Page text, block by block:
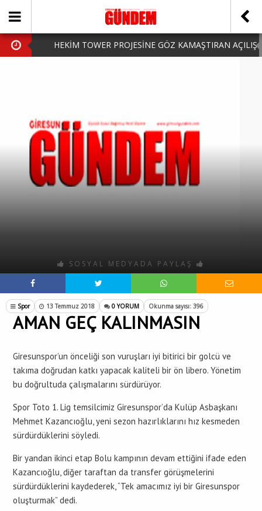
HEKİM TOWER PROJESİNE GÖZ KAMAŞTIRAN AÇILIŞ
HARUN CİCİ: VİDEOYU GÖRÜNCE GÖZLERİM DOLDU
SOSYAL MEDYADA PAYLAŞ
Spor 13 Temmuz 2018 0 YORUM Okunma sayısı: 396
AMAN GEÇ KALINMASIN
Giresunspor’un önceliği son vuruşları iyi bitirici bir golcü ve
takıma doğrudan katkı yapacak kaliteli bir ön libero. Yönetim
bu doğrultuda çalışmalarını sürdürüyor.
Spor Toto 1. Lig temsilcimiz Giresunspor’da Kulüp Asbaşkanı
Mehmet Kazancıoğlu, yeni sezon hazırlıklarını hız kesmeden
sürdürdüklerini söyledi.
Bir yandan ikinci etap Bolu kampının devam ettiğini ifade eden
Kazancıoğlu, diğer taraftan da transfer görüşmelerini
sürdürdüklerini kaydederek, “Tek amacımız iyi bir Giresunspor
oluşturmak” dedi.